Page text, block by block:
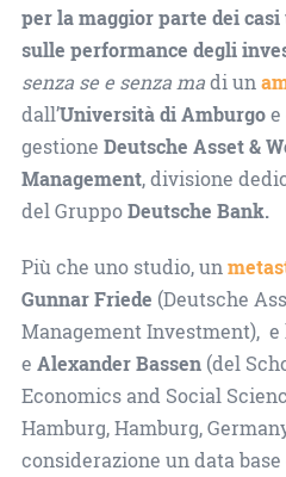
per la maggior parte dei
sulle performance degli
senza se e senza madi un
dall’Università di Amburgoe
gestione Deutsche Asset &
Management, divisione
del GruppoDeutsche Bank.
Più che uno studio, un
Gunnar Friede (Deutsche
Management Investment), e
e Alexander Bassen(del
Economics and Social
Hamburg, Hamburg,
considerazione un data